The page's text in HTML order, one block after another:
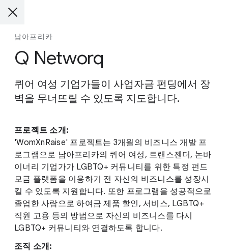
남아프리카
Q Networq
퀴어 여성 기업가들이 사업자금 펀딩에서 장
벽을 무너뜨릴 수 있도록 지도합니다.
프로젝트 소개:
'WomXnRaise' 프로젝트는 3개월의 비즈니스 개발 프
로그램으로 남아프리카의 퀴어 여성, 트랜스젠더, 논바
이너리 기업가가 LGBTQ+ 커뮤니티를 위한 특정 펀드
모금 플랫폼을 이용하기 전 자신의 비즈니스를 성장시
킬 수 있도록 지원합니다. 또한 프로그램을 성공적으로
졸업한 사람으로 하여금 제품 할인, 서비스, LGBTQ+
직원 고용 등의 방법으로 자신의 비즈니스를 다시
LGBTQ+ 커뮤니티와 연결하도록 합니다.
조직 소개: